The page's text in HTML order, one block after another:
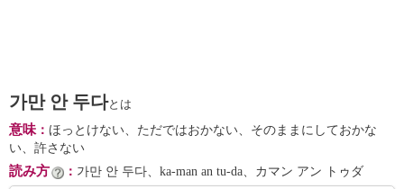
가만 안 두다とは
意味： ほっとけない、ただではおかない、そのままにしておかな
い、許さない
読み方 ： 가만 안 두다、ka-man an tu-da、カマン アン トゥダ